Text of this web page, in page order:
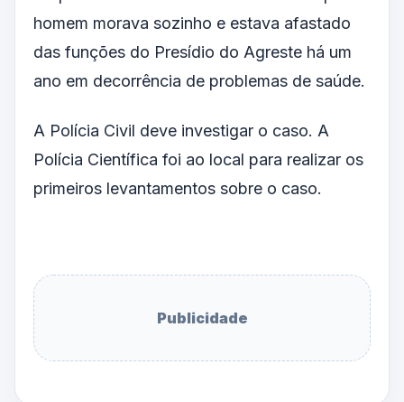
homem morava sozinho e estava afastado
das funções do Presídio do Agreste há um
ano em decorrência de problemas de saúde.
A Polícia Civil deve investigar o caso. A
Polícia Científica foi ao local para realizar os
primeiros levantamentos sobre o caso.
Publicidade